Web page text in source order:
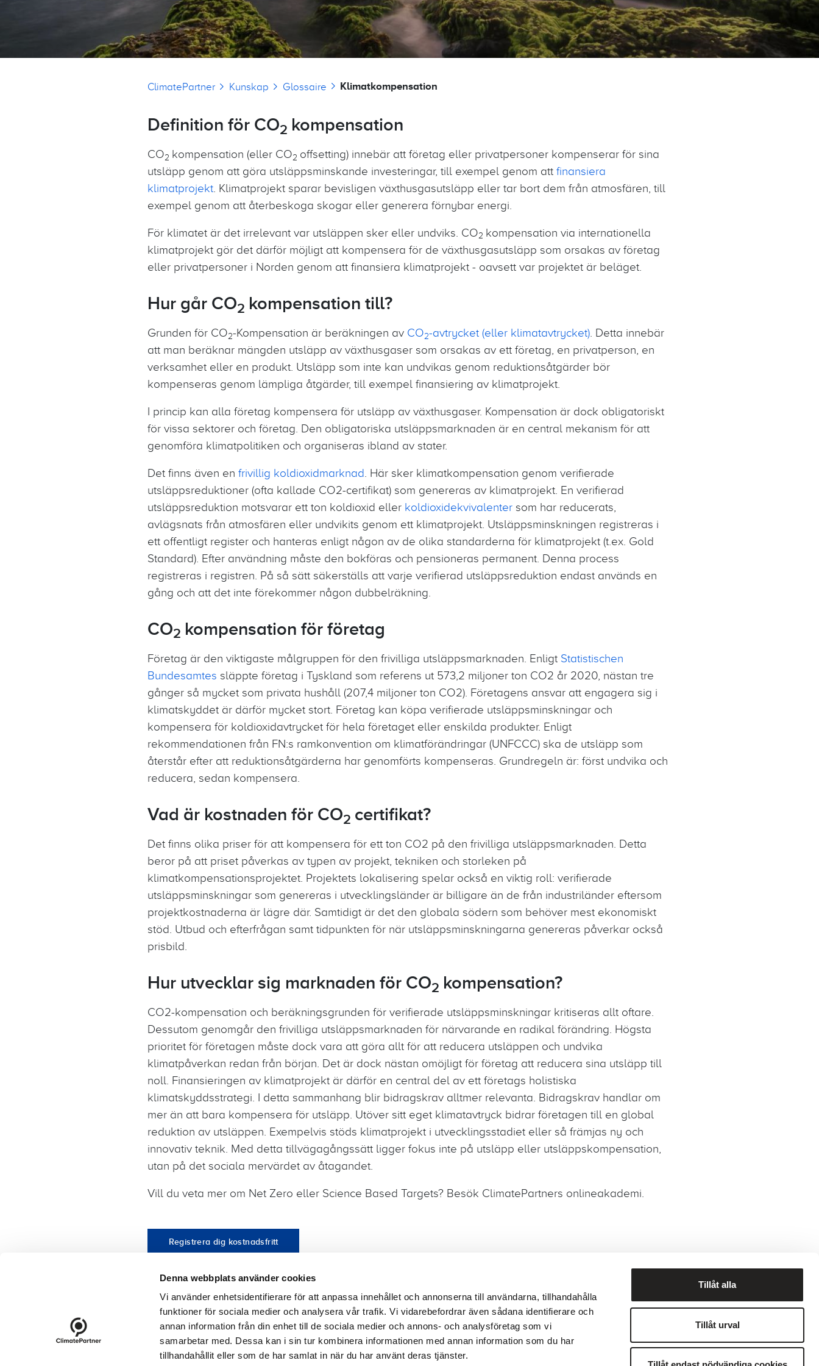
Denna webbplats använder cookies
Vi använder enhetsidentifierare för att anpassa innehållet och annonserna till användarna, tillhandahålla
funktioner för sociala medier och analysera vår trafik. Vi vidarebefordrar även sådana identifierare och
annan information från din enhet till de sociala medier och annons- och analysföretag som vi
samarbetar med. Dessa kan i sin tur kombinera informationen med annan information som du har
tillhandahållit eller som de har samlat in när du har använt deras tjänster.
Tillåt alla
Tillåt urval
Länkstig
ClimatePartner Kunskap Glossaire Klimatkompensation
Definition för CO2 kompensation
CO2 kompensation (eller CO2 offsetting) innebär att företag eller privatpersoner kompenserar för sina
utsläpp genom att göra utsläppsminskande investeringar, till exempel genom attfinansiera
klimatprojekt. Klimatprojekt sparar bevisligen växthusgasutsläpp eller tar bort dem från atmosfären, till
exempel genom att återbeskoga skogar eller generera förnybar energi.
För klimatet är det irrelevant var utsläppen sker eller undviks. CO2 kompensation via internationella
klimatprojekt gör det därför möjligt att kompensera för de växthusgasutsläpp som orsakas av företag
eller privatpersoner i Norden genom att finansiera klimatprojekt - oavsett var projektet är beläget.
Hur går CO2 kompensation till?
Grunden för CO2-Kompensation är beräkningen av CO2-avtrycket (eller klimatavtrycket). Detta innebär
att man beräknar mängden utsläpp av växthusgaser som orsakas av ett företag, en privatperson, en
verksamhet eller en produkt. Utsläpp som inte kan undvikas genom reduktionsåtgärder bör
kompenseras genom lämpliga åtgärder, till exempel finansiering av klimatprojekt.
I princip kan alla företag kompensera för utsläpp av växthusgaser. Kompensation är dock obligatoriskt
för vissa sektorer och företag. Den obligatoriska utsläppsmarknaden är en central mekanism för att
genomföra klimatpolitiken och organiseras ibland av stater.
Det finns även en frivillig koldioxidmarknad. Här sker klimatkompensation genom verifierade
utsläppsreduktioner (ofta kallade CO2-certifikat) som genereras av klimatprojekt. En verifierad
utsläppsreduktion motsvarar ett ton koldioxid eller koldioxidekvivalenter som har reducerats,
avlägsnats från atmosfären eller undvikits genom ett klimatprojekt. Utsläppsminskningen registreras i
ett offentligt register och hanteras enligt någon av de olika standarderna för klimatprojekt (t.ex. Gold
Standard). Efter användning måste den bokföras och pensioneras permanent. Denna process
registreras i registren. På så sätt säkerställs att varje verifierad utsläppsreduktion endast används en
gång och att det inte förekommer någon dubbelräkning.
CO2 kompensation för företag
Företag är den viktigaste målgruppen för den frivilliga utsläppsmarknaden. Enligt Statistischen
Bundesamtes släppte företag i Tyskland som referens ut 573,2 miljoner ton CO2 år 2020, nästan tre
gånger så mycket som privata hushåll (207,4 miljoner ton CO2). Företagens ansvar att engagera sig i
klimatskyddet är därför mycket stort. Företag kan köpa verifierade utsläppsminskningar och
kompensera för koldioxidavtrycket för hela företaget eller enskilda produkter. Enligt
rekommendationen från FN:s ramkonvention om klimatförändringar (UNFCCC) ska de utsläpp som
återstår efter att reduktionsåtgärderna har genomförts kompenseras. Grundregeln är: först undvika och
reducera, sedan kompensera.
Vad är kostnaden för CO2 certifikat?
Det finns olika priser för att kompensera för ett ton CO2 på den frivilliga utsläppsmarknaden. Detta
beror på att priset påverkas av typen av projekt, tekniken och storleken på
klimatkompensationsprojektet. Projektets lokalisering spelar också en viktig roll: verifierade
utsläppsminskningar som genereras i utvecklingsländer är billigare än de från industriländer eftersom
projektkostnaderna är lägre där. Samtidigt är det den globala södern som behöver mest ekonomiskt
stöd. Utbud och efterfrågan samt tidpunkten för när utsläppsminskningarna genereras påverkar också
prisbild.
Hur utvecklar sig marknaden för CO2 kompensation?
CO2-kompensation och beräkningsgrunden för verifierade utsläppsminskningar kritiseras allt oftare.
Dessutom genomgår den frivilliga utsläppsmarknaden för närvarande en radikal förändring. Högsta
prioritet för företagen måste dock vara att göra allt för att reducera utsläppen och undvika
klimatpåverkan redan från början. Det är dock nästan omöjligt för företag att reducera sina utsläpp till
noll. Finansieringen av klimatprojekt är därför en central del av ett företags holistiska
klimatskyddsstrategi. I detta sammanhang blir bidragskrav alltmer relevanta. Bidragskrav handlar om
mer än att bara kompensera för utsläpp. Utöver sitt eget klimatavtryck bidrar företagen till en global
reduktion av utsläppen. Exempelvis stöds klimatprojekt i utvecklingsstadiet eller så främjas ny och
innovativ teknik. Med detta tillvägagångssätt ligger fokus inte på utsläpp eller utsläppskompensation,
utan på det sociala mervärdet av åtagandet.
Vill du veta mer om Net Zero eller Science Based Targets? Besök ClimatePartners onlineakademi.
Registrera dig kostnadsfritt
footer-23
Kontakt Protokoll Nyhetsbrev Företagsstruktur Dataintegritet Uppförandekod
Cookies
Logga in